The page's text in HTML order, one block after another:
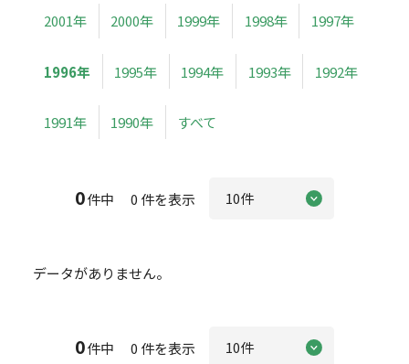
2001年 2000年 1999年 1998年 1997年
1996年 1995年 1994年 1993年 1992年
1991年 1990年 すべて
0件中 0 件を表示
データがありません。
0件中 0 件を表示